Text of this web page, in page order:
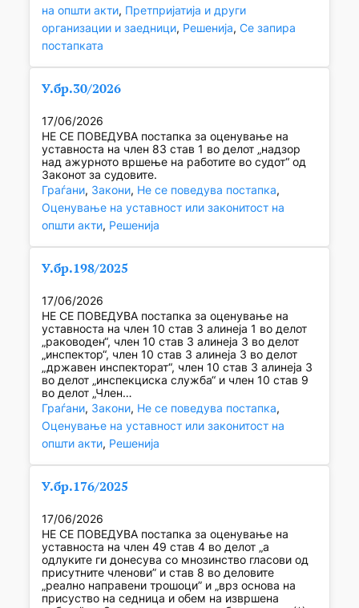
на општи акти, Претпријатија и други
организации и заедници, Решенија, Се запира
постапката
У.бр.30/2026
17/06/2026
НЕ СЕ ПОВЕДУВА постапка за оценување на
уставноста на член 83 став 1 во делот „надзор
над ажурното вршење на работите во судот“ од
Законот за судовите.
Граѓани, Закони, Не се поведува постапка
Оценување на уставност или законитост на
општи акти, Решенија
У.бр.198/2025
17/06/2026
НЕ СЕ ПОВЕДУВА постапка за оценување на
уставноста на член 10 став 3 алинеја 1 во делот
„раководен“, член 10 став 3 алинеја 3 во делот
„инспектор“, член 10 став 3 алинеја 3 во делот
„државен инспекторат“, член 10 став 3 алинеја 3
во делот „инспекциска служба“ и член 10 став 9
во делот „Член…
Граѓани, Закони, Не се поведува постапка
Оценување на уставност или законитост на
општи акти, Решенија
У.бр.176/2025
17/06/2026
НЕ СЕ ПОВЕДУВА постапка за оценување на
уставноста на член 49 став 4 во делот „а
одлуките ги донесува со мнозинство гласови од
присутните членови” и став 8 во деловите
„реално направени трошоци” и „врз основа на
присуство на седница и обем на извршена